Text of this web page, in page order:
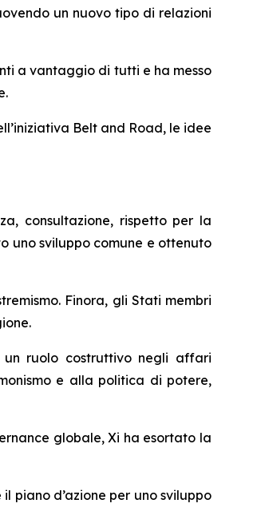
un nuovo tipo di relazioni
a vantaggio di tutti e ha messo
Belt and Road, le idee
consultazione, rispetto per la
uno sviluppo comune e ottenuto
Finora, gli Stati membri
un ruolo costruttivo negli affari
e alla politica di potere,
globale, Xi ha esortato la
piano d’azione per uno sviluppo